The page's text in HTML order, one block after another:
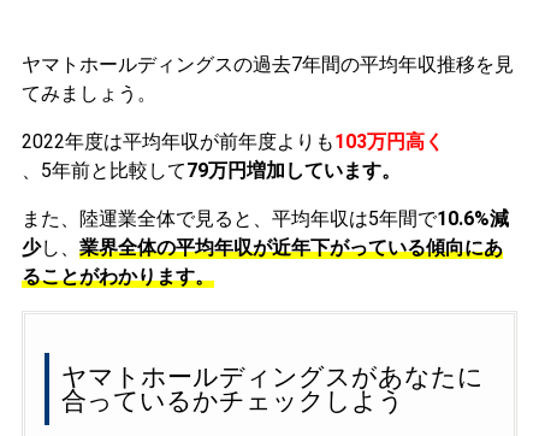
ヤマトホールディングスの過去7年間の平均年収推移を見
てみましょう。
2022年度は平均年収が前年度よりも103万円高く
、5年前と比較して79万円増加しています。
また、陸運業全体で見ると、平均年収は5年間で10.6%減
少し、 業界全体の平均年収が近年下がっている傾向にあ
ることがわかります。
ヤマトホールディングスがあなたに
合っているかチェックしよう